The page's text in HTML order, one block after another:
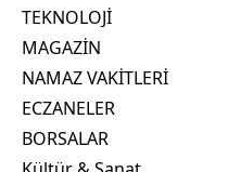
TEKNOLOJİ
MAGAZİN
NAMAZ VAKİTLERİ
ECZANELER
BORSALAR